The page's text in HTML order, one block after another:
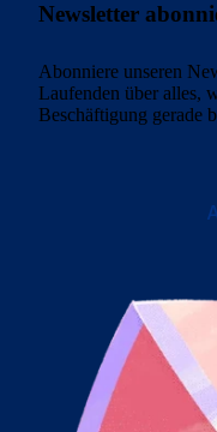
Newsletter
Abonniere unseren
Laufenden über alles,
Beschäftigung gerade